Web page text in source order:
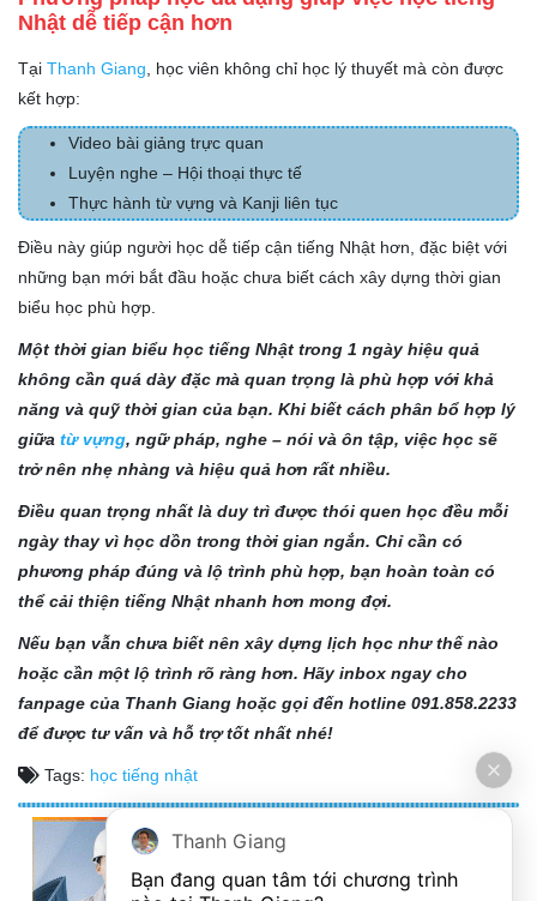
Nhật dễ tiếp cận hơn
Tại Thanh Giang , học viên không chỉ học lý thuyết mà còn được
kết hợp:
Video bài giảng trực quan
Luyện nghe – Hội thoại thực tế
Thực hành từ vựng và Kanji liên tục
Điều này giúp người học dễ tiếp cận tiếng Nhật hơn, đặc biệt với
những bạn mới bắt đầu hoặc chưa biết cách xây dựng thời gian
biểu học phù hợp.
Một thời gian biểu học tiếng Nhật trong 1 ngày hiệu quả
không cần quá dày đặc mà quan trọng là phù hợp với khả
năng và quỹ thời gian của bạn. Khi biết cách phân bổ hợp lý
giữa từ vựng, ngữ pháp, nghe – nói và ôn tập, việc học sẽ
trở nên nhẹ nhàng và hiệu quả hơn rất nhiều.
Điều quan trọng nhất là duy trì được thói quen học đều mỗi
ngày thay vì học dồn trong thời gian ngắn. Chỉ cần có
phương pháp đúng và lộ trình phù hợp, bạn hoàn toàn có
thể cải thiện tiếng Nhật nhanh hơn mong đợi.
Nếu bạn vẫn chưa biết nên xây dựng lịch học như thế nào
hoặc cần một lộ trình rõ ràng hơn. Hãy inbox ngay cho
fanpage của Thanh Giang hoặc gọi đến hotline 091.858.2233
để được tư vấn và hỗ trợ tốt nhất nhé!
Tags: học tiếng nhật
Thanh Giang
Bạn đang quan tâm tới chương trình